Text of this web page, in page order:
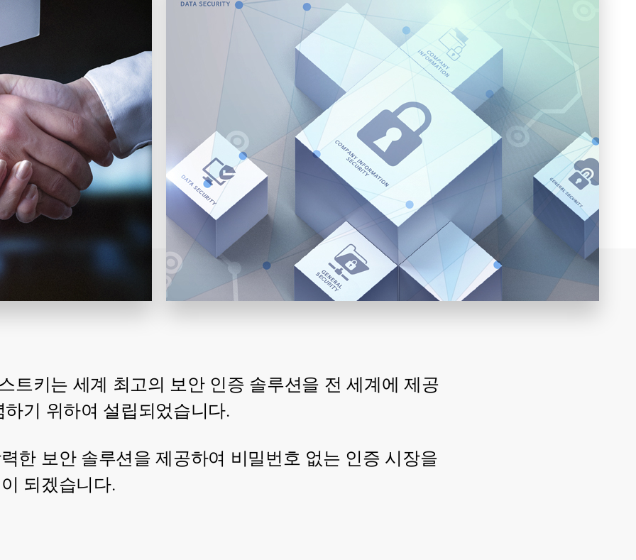
트키는 세계 최고의 보안 인증 솔루션을 전 세계에 제공
하기 위하여 설립되었습니다.
한 보안 솔루션을 제공하여 비밀번호 없는 인증 시장을
되겠습니다.